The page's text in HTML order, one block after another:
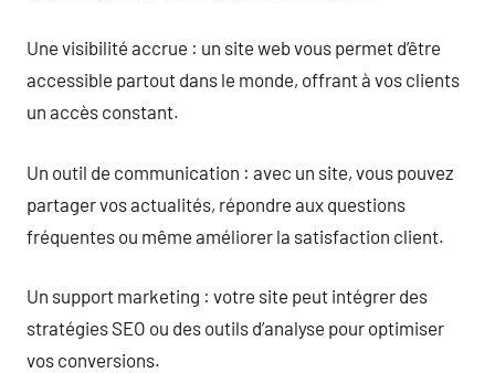
Une visibilité accrue : un site web vous permet d’être
accessible partout dans le monde, offrant à vos clients
un accès constant.
Un outil de communication : avec un site, vous pouvez
partager vos actualités, répondre aux questions
fréquentes ou même améliorer la satisfaction client.
Un support marketing : votre site peut intégrer des
stratégies SEO ou des outils d’analyse pour optimiser
vos conversions.